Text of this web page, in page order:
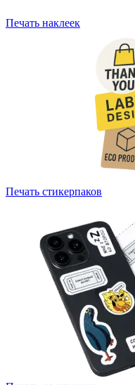
Печать наклеек
Печать стикерпаков